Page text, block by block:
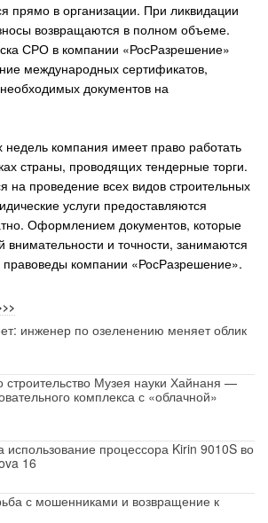
прямо в организации. При ликвидации
возвращаются в полном объеме.
СРО в компании «РосРазрешение»
международных сертификатов,
документов на
недель компания имеет право работать
страны, проводящих тендерные торги.
на проведение всех видов строительных
услуги предоставляются
Оформлением документов, которые
внимательности и точности, занимаются
компании «РосРазрешение».
инженер по озеленению меняет облик
строительство Музея науки Хайнаня —
комплекса с «облачной»
использование процессора Kirin 9010S во
16
с мошенниками и возвращение к